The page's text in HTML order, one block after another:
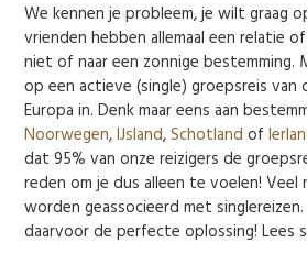
We kennen je probleem, je wilt graag
vrienden hebben allemaal een relatie
niet of naar een zonnige
op een actieve (single) groepsreis van
Europa in. Denk maar eens aan
Noorwegen,IJsland,Schotland of
dat 95% van onze reizigers de
reden om je dus alleen te voelen! Veel
worden geassocieerd met
daarvoor de perfecte oplossing! Lees